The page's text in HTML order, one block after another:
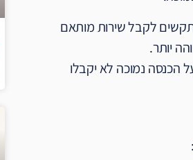
לקבל שירות מותאם
יותר.
הכנסה נמוכה לא יקבלו